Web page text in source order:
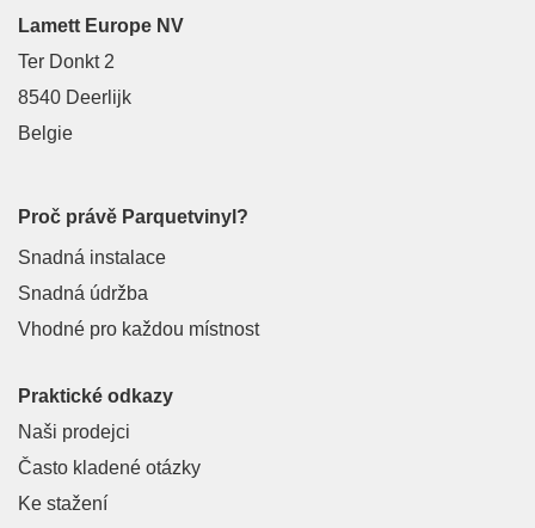
Lamett Europe NV
Ter Donkt 2
8540 Deerlijk
Belgie
Proč právě Parquetvinyl?
Snadná instalace
Snadná údržba
Vhodné pro každou místnost
Praktické odkazy
Naši prodejci
Často kladené otázky
Ke stažení